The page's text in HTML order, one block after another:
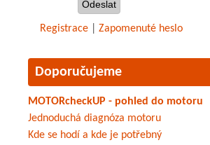
Registrace Zapomenuté heslo
Doporučujeme
MOTORcheckUP - pohled do motoru
Jednoduchá diagnóza motoru
Kde se hodí a kde je potřebný